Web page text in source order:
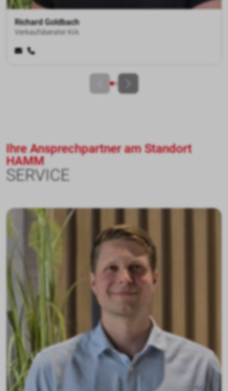
Rames Baschar
Verkaufsberater KIA
Ihre Ansprechpartner am Standort
HAMM